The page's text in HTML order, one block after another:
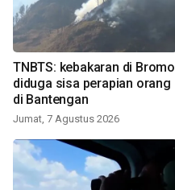
TNBTS: kebakaran di Bromo
diduga sisa perapian orang
di Bantengan
Jumat, 7 Agustus 2026